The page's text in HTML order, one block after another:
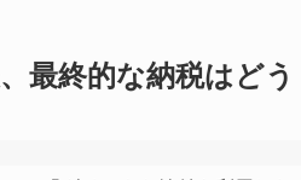
最終的な納税はどう